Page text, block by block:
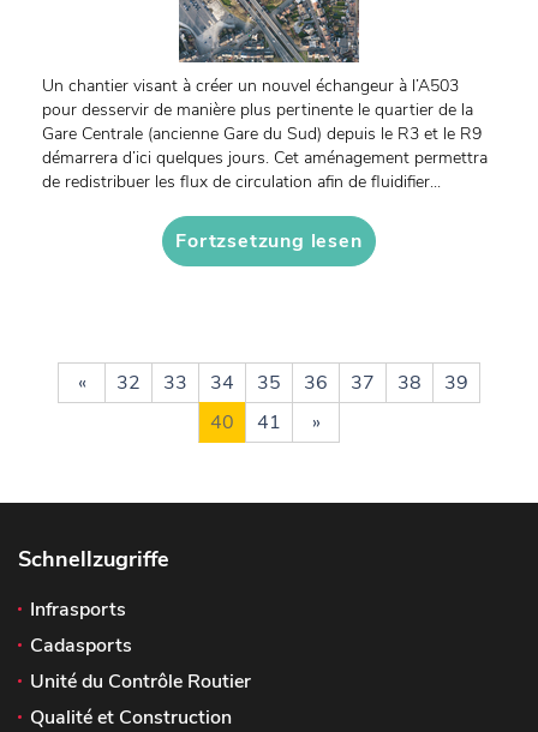
Un chantier visant à créer un nouvel échangeur à l’A503
pour desservir de manière plus pertinente le quartier de la
Gare Centrale (ancienne Gare du Sud) depuis le R3 et le R9
démarrera d’ici quelques jours. Cet aménagement permettra
de redistribuer les flux de circulation afin de fluidifier...
Fortzsetzung lesen
« 32 33 34 35 36 37 38
39
40
41 »
Schnellzugriffe
Infrasports
Cadasports
Unité du Contrôle Routier
Qualité et Construction